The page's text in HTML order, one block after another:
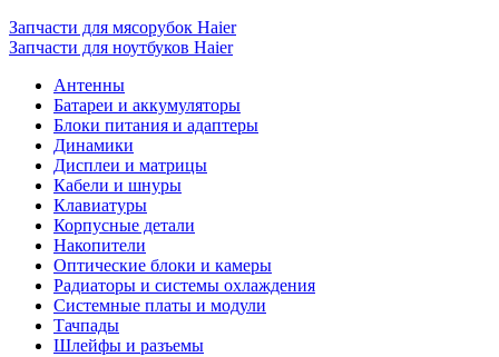
Запчасти для мясорубок Haier
Запчасти для ноутбуков Haier
Антенны
Батареи и аккумуляторы
Блоки питания и адаптеры
Динамики
Дисплеи и матрицы
Кабели и шнуры
Клавиатуры
Корпусные детали
Накопители
Оптические блоки и камеры
Радиаторы и системы охлаждения
Системные платы и модули
Тачпады
Шлейфы и разъемы